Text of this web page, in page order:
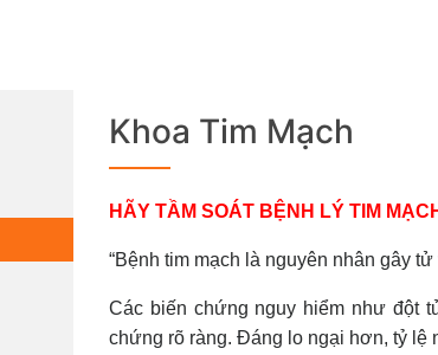
Khoa Tim Mạch
HÃY TẦM SOÁT BỆNH LÝ TIM
“Bệnh tim mạch là nguyên nhân gây
Các biến chứng nguy hiểm như đột
chứng rõ ràng. Đáng lo ngại hơn, tỷ lệ